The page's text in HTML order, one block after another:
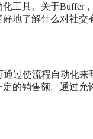
工具。关于Buffer
地了解什么对社交
通过使流程自动化
的销售额。通过